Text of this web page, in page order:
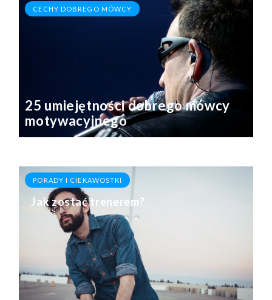
25 umiejętności dobrego mówcy
motywacyjnego
CECHY DOBREGO MÓWCY
PORADY I CIEKAWOSTKI
Jak zostać trenerem?